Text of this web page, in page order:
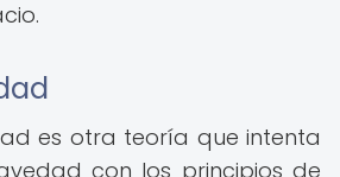
es otra teoría que intenta
con los principios de